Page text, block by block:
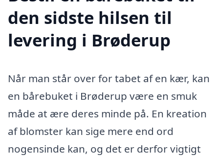
den sidste hilsen til
levering i Brøderup
Når man står over for tabet af en kær, kan
en bårebuket i Brøderup være en smuk
måde at ære deres minde på. En kreation
af blomster kan sige mere end ord
nogensinde kan, og det er derfor vigtigt